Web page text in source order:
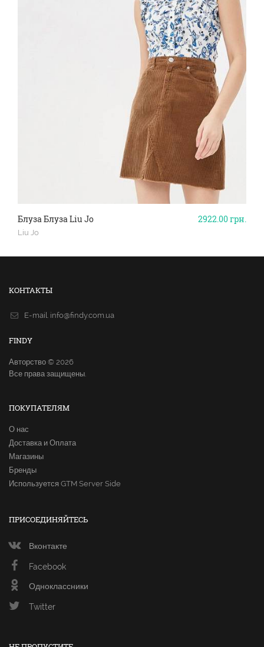
2922.00грн.
Блуза Блуза Liu Jo
Liu Jo
КОНТАКТЫ
E-mail. info@findy.com.ua
FINDY
Авторство © 2026
Все права защищены.
ПОКУПАТЕЛЯМ
О нас
Доставка и Оплата
Магазины
Бренды
Используется GTM Server Side
ПРИСОЕДИНЯЙТЕСЬ
Вконтакте
Facebook
Одноклассники
Twitter